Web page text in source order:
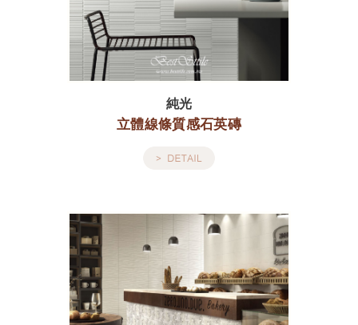
純光
立體線條質感石英磚